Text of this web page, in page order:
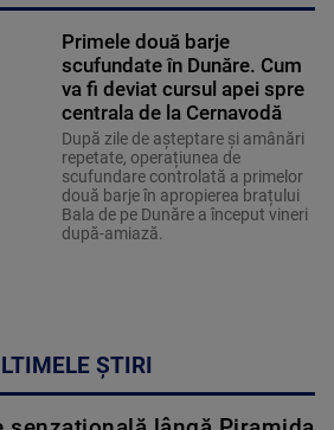
Primele două barje
scufundate în Dunăre. Cum
va fi deviat cursul apei spre
centrala de la Cernavodă
După zile de așteptare și amânări
repetate, operațiunea de
scufundare controlată a primelor
două barje în apropierea brațului
Bala de pe Dunăre a început vineri
după-amiază.
ȘTIRI